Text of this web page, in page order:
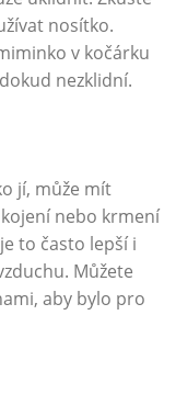
nosítko.
v kočárku
nezklidní.
jí, může mít
nebo krmení
to často lepší i
Můžete
aby bylo pro